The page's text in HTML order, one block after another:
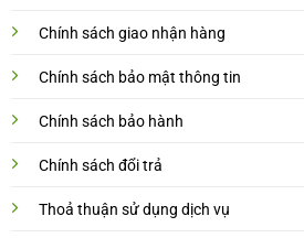
Chính sách giao nhận hàng
Chính sách bảo mật thông tin
Chính sách bảo hành
Chính sách đổi trả
Thoả thuận sử dụng dịch vụ